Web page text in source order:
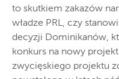
to skutkiem zakazów
władze PRL, czy
decyzji Dominikanów,
konkurs na nowy
zwycięskiego projektu